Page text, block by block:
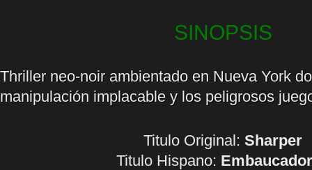
SINOPSIS
Thriller neo-noir ambientado en Nueva York
manipulación implacable y los peligrosos
Titulo Original: Sharper
Titulo Hispano: